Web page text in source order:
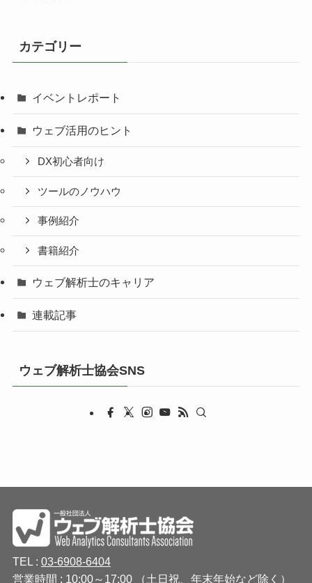
カテゴリー
イベントレポート
ウェブ活用のヒント
DX初心者向け
ツールのノウハウ
事例紹介
書籍紹介
ウェブ解析士のキャリア
連載記事
ウェブ解析士協会SNS
TEL : 03-6908-6404
営業時間 : 10:00～17:00 （土日祝、年末年始など除く）